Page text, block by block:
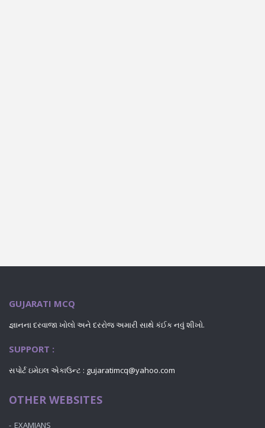
GUJARATI MCQ
જ્ઞાનના દરવાજા ખોલો અને દરરોજ અમારી સાથે કંઈક નવું શીખો.
SUPPORT :
સપોર્ટ ઇમેઇલ એકાઉન્ટ : gujaratimcq@yahoo.com
OTHER WEBSITES
EXAMIANS